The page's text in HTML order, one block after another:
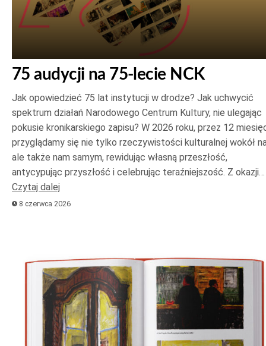
75 audycji na 75-lecie NCK
Jak opowiedzieć 75 lat instytucji w drodze? Jak uchwycić
spektrum działań Narodowego Centrum Kultury, nie ulegając
pokusie kronikarskiego zapisu? W 2026 roku, przez 12
przyglądamy się nie tylko rzeczywistości kulturalnej wokół
ale także nam samym, rewidując własną przeszłość,
antycypując przyszłość i celebrując teraźniejszość. Z okazji…
Czytaj dalej
8 czerwca 2026
dźwiękowych